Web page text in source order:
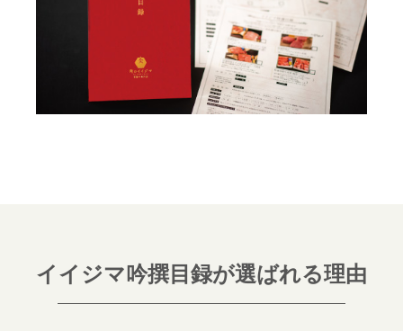
レトルトカレー
シャルキュトリー
コーンスープ
イイジマ吟撰目録が選ばれる理由